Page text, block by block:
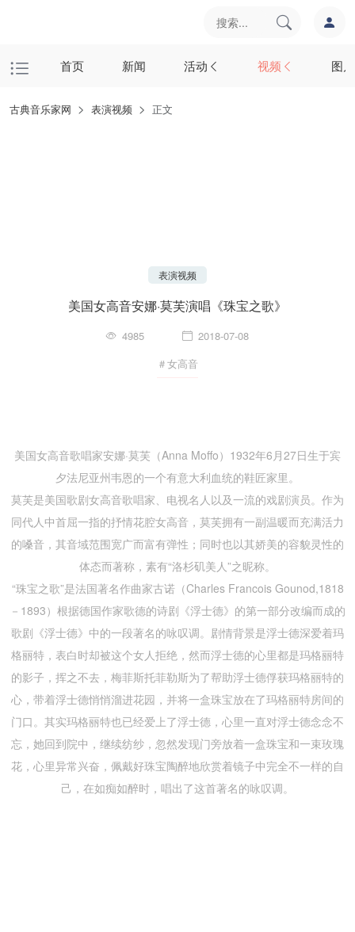
首页 新闻 活动 视频 图片
古典音乐家网 表演视频 正文
表演视频
美国女高音安娜·莫芙演唱《珠宝之歌》
4985
2018-07-08
＃女高音
美国女高音歌唱家安娜·莫芙（Anna Moffo）1932年6月27日生于宾
夕法尼亚州韦恩的一个有意大利血统的鞋匠家里。
莫芙是美国歌剧女高音歌唱家、电视名人以及一流的戏剧演员。作为
同代人中首屈一指的抒情花腔女高音，莫芙拥有一副温暖而充满活力
的嗓音，其音域范围宽广而富有弹性；同时也以其娇美的容貌灵性的
体态而著称，素有“洛杉矶美人”之昵称。
“珠宝之歌”是法国著名作曲家古诺（Charles Francois Gounod,1818
－1893）根据德国作家歌德的诗剧《浮士德》的第一部分改编而成的
歌剧《浮士德》中的一段著名的咏叹调。剧情背景是浮士德深爱着玛
格丽特，表白时却被这个女人拒绝，然而浮士德的心里都是玛格丽特
的影子，挥之不去，梅菲斯托菲勒斯为了帮助浮士德俘获玛格丽特的
心，带着浮士德悄悄溜进花园，并将一盒珠宝放在了玛格丽特房间的
门口。其实玛格丽特也已经爱上了浮士德，心里一直对浮士德念念不
忘，她回到院中，继续纺纱，忽然发现门旁放着一盒珠宝和一束玫瑰
花，心里异常兴奋，佩戴好珠宝陶醉地欣赏着镜子中完全不一样的自
己，在如痴如醉时，唱出了这首著名的咏叹调。